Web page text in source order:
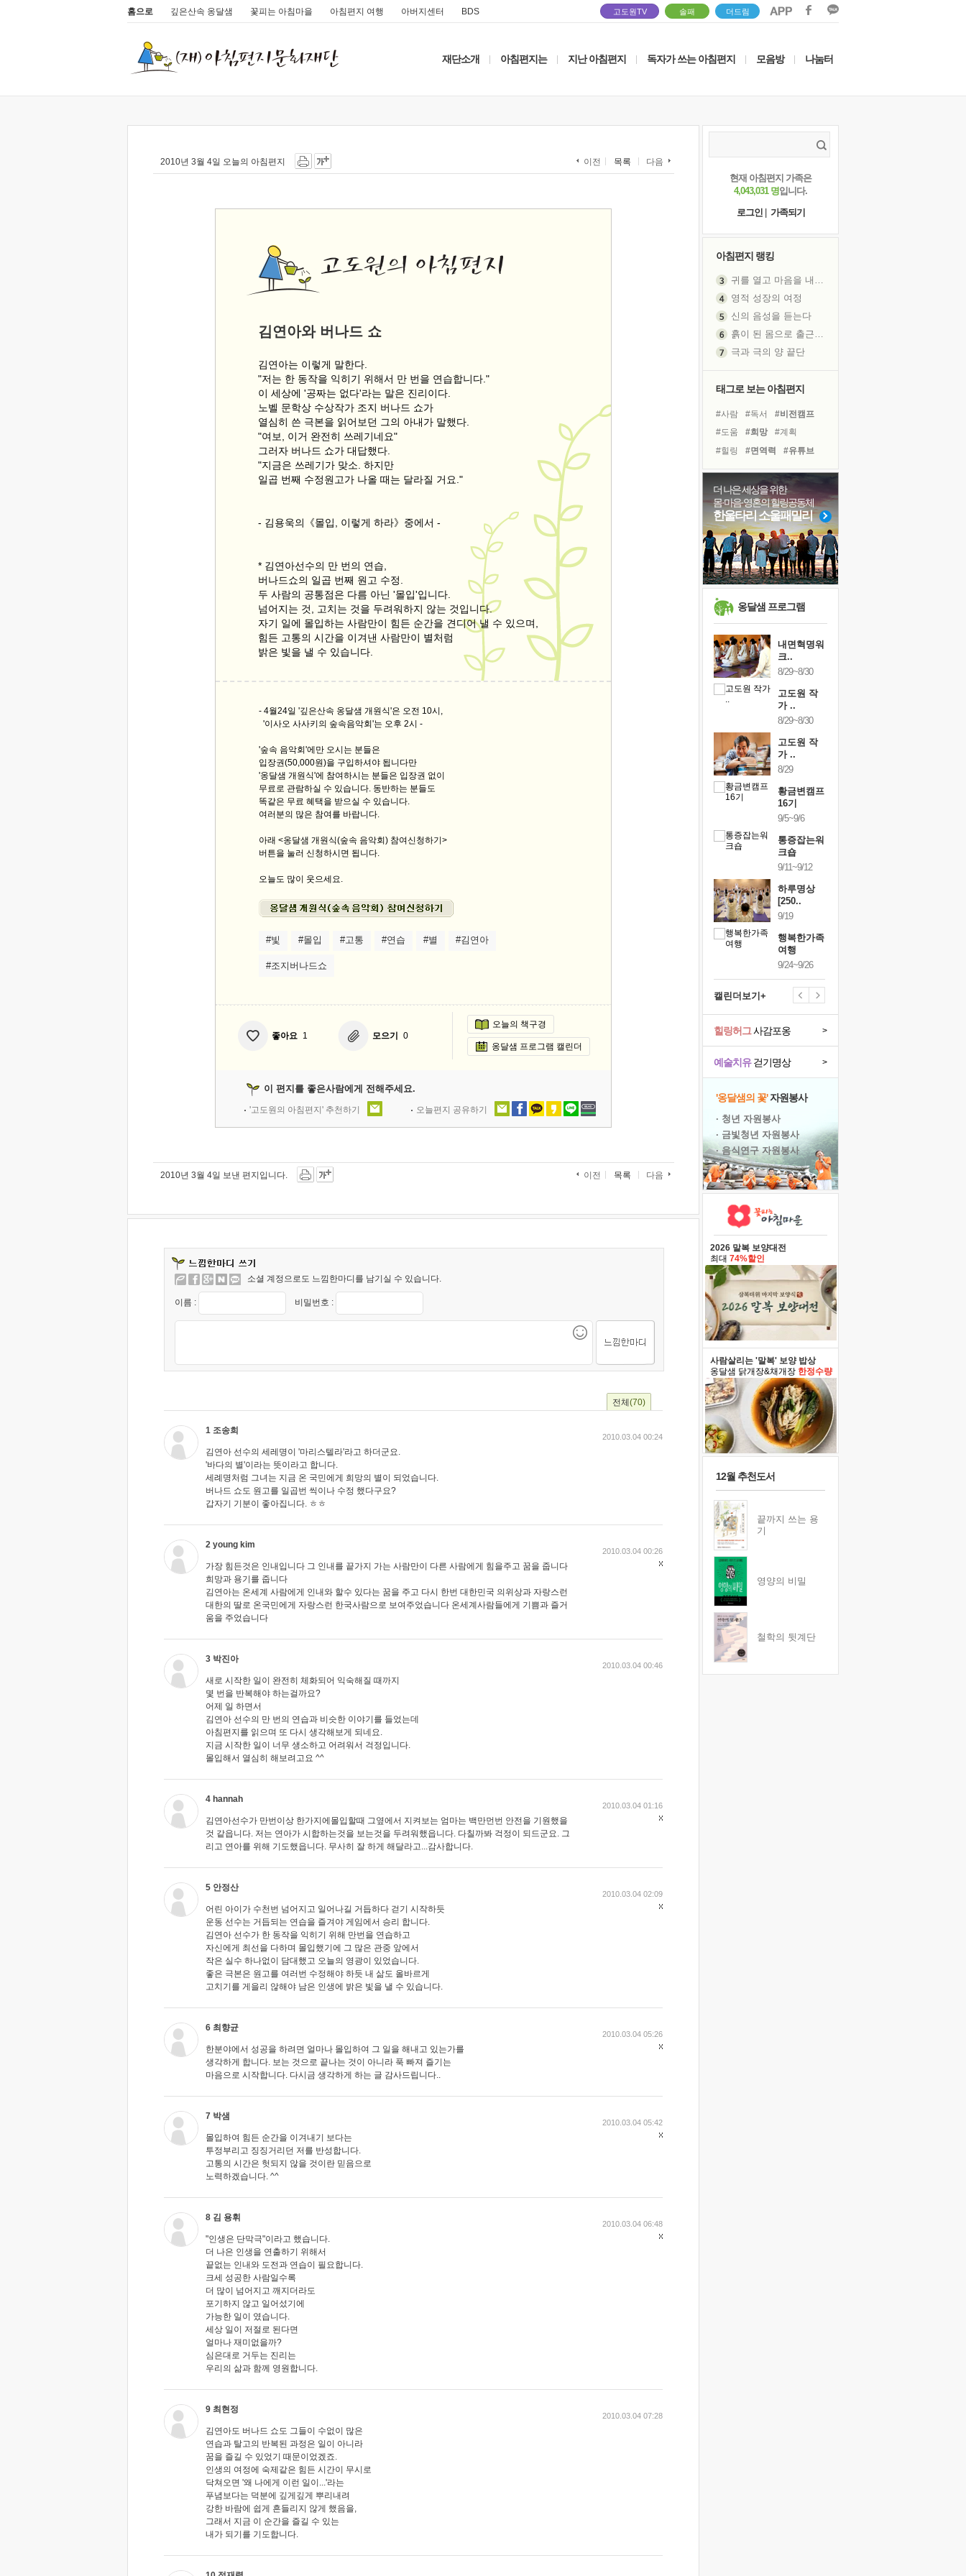
홈으로 깊은산속 옹달샘 꽃피는 아침마을 아침편지 여행 아버지센터 BDS 고도원TV 솔패 더드림
재단소개 아침편지는 지난 아침편지 독자가 쓰는 아침편지 모음방 나눔터
2010년 3월 4일 오늘의 아침편지 이전 목록 다음
김연아와 버나드 쇼
김연아는 이렇게 말한다.
"저는 한 동작을 익히기 위해서 만 번을 연습합니다."
이 세상에 '공짜는 없다'라는 말은 진리이다.
노벨 문학상 수상작가 조지 버나드 쇼가
열심히 쓴 극본을 읽어보던 그의 아내가 말했다.
"여보, 이거 완전히 쓰레기네요"
그러자 버나드 쇼가 대답했다.
"지금은 쓰레기가 맞소. 하지만
일곱 번째 수정원고가 나올 때는 달라질 거요."
- 김용욱의《몰입, 이렇게 하라》중에서 -
* 김연아선수의 만 번의 연습,
버나드쇼의 일곱 번째 원고 수정.
두 사람의 공통점은 다름 아닌 '몰입'입니다.
넘어지는 것, 고치는 것을 두려워하지 않는 것입니다.
자기 일에 몰입하는 사람만이 힘든 순간을 견디어 낼 수 있으며,
힘든 고통의 시간을 이겨낸 사람만이 별처럼
밝은 빛을 낼 수 있습니다.
- 4월24일 '깊은산속 옹달샘 개원식'은 오전 10시,
'이사오 사사키의 숲속음악회'는 오후 2시 -
'숲속 음악회'에만 오시는 분들은
입장권(50,000원)을 구입하셔야 됩니다만
'옹달샘 개원식'에 참여하시는 분들은 입장권 없이
무료로 관람하실 수 있습니다. 동반하는 분들도
똑같은 무료 혜택을 받으실 수 있습니다.
여러분의 많은 참여를 바랍니다.
아래 <옹달샘 개원식(숲속 음악회) 참여신청하기>
버튼을 눌러 신청하시면 됩니다.
오늘도 많이 웃으세요.
#빛 #몰입 #고통 #연습 #별 #김연아
#조지버나드쇼
좋아요 1 모으기 0
오늘의 책구경
옹달샘 프로그램 캘린더
이 편지를 좋은사람에게 전해주세요.
'고도원의 아침편지' 추천하기 오늘편지 공유하기
2010년 3월 4일 보낸 편지입니다. 이전 목록 다음
소셜 계정으로도 느낌한마디를 남기실 수 있습니다.
이름 : 비밀번호 :
전체 (70)
1 조송희
김연아 선수의 세레명이 '마리스텔라'라고 하더군요.
'바다의 별'이라는 뜻이라고 합니다.
세례명처럼 그녀는 지금 온 국민에게 희망의 별이 되었습니다.
버나드 쇼도 원고를 일곱번 씩이나 수정 했다구요?
갑자기 기분이 좋아집니다. ㅎㅎ
2010.03.04 00:24
2 young kim
가장 힘든것은 인내입니다 그 인내를 끝가지 가는 사람만이 다른 사람에게 힘을주고 꿈을 줍니다
희망과 용기를 줍니다
김연아는 온세계 사람에게 인내와 할수 있다는 꿈을 주고 다시 한번 대한민국 의위상과 자랑스런
대한의 딸로 온국민에게 자랑스런 한국사람으로 보여주었습니다 온세계사람들에게 기쁨과 즐거
움을 주었습니다
2010.03.04 00:26
3 박진아
새로 시작한 일이 완전히 체화되어 익숙해질 때까지
몇 번을 반복해야 하는걸까요?
어제 일 하면서
김연아 선수의 만 번의 연습과 비슷한 이야기를 들었는데
아침편지를 읽으며 또 다시 생각해보게 되네요.
지금 시작한 일이 너무 생소하고 어려워서 걱정입니다.
몰입해서 열심히 해보려고요 ^^
2010.03.04 00:46
4 hannah
김연아선수가 만번이상 한가지에몰입할때 그옆에서 지켜보는 엄마는 백만먼번 안전을 기원했을
것 같읍니다. 저는 연아가 시합하는것을 보는것을 두려워했읍니다. 다칠까봐 걱정이 되드군요. 그
리고 연아를 위해 기도했읍니다. 무사히 잘 하게 해달라고...감사합니다.
2010.03.04 01:16
5 안정산
어린 아이가 수천번 넘어지고 일어나길 거듭하다 걷기 시작하듯
운동 선수는 거듭되는 연습을 즐겨야 게임에서 승리 합니다.
김연아 선수가 한 동작을 익히기 위해 만번을 연습하고
자신에게 최선을 다하며 몰입했기에 그 많은 관중 앞에서
작은 실수 하나없이 담대했고 오늘의 영광이 있었습니다.
좋은 극본은 원고를 여러번 수정해야 하듯 내 삶도 올바르게
고치기를 게을리 않해야 남은 인생에 밝은 빛을 낼 수 있습니다.
2010.03.04 02:09
6 최향균
한분야에서 성공을 하려면 얼마나 몰입하여 그 일을 해내고 있는가를
생각하게 합니다. 보는 것으로 끝나는 것이 아니라 푹 빠져 즐기는
마음으로 시작합니다. 다시금 생각하게 하는 글 감사드립니다..
2010.03.04 05:26
7 박샘
몰입하여 힘든 순간을 이겨내기 보다는
투정부리고 징징거리던 저를 반성합니다.
고통의 시간은 헛되지 않을 것이란 믿음으로
노력하겠습니다. ^^
2010.03.04 05:42
8 김 용휘
"인생은 단막극"이라고 했습니다.
더 나은 인생을 연출하기 위해서
끝없는 인내와 도전과 연습이 필요합니다.
크세 성공한 사람일수록
더 많이 넘어지고 깨지더라도
포기하지 않고 일어섰기에
가능한 일이 였습니다.
세상 일이 저절로 된다면
얼마나 재미없을까?
심은대로 거두는 진리는
우리의 삶과 함께 영원합니다.
2010.03.04 06:48
9 최현정
김연아도 버나드 쇼도 그들이 수없이 많은
연습과 탈고의 반복된 과정은 일이 아니라
꿈을 즐길 수 있었기 때문이었겠죠.
인생의 여정에 숙제같은 힘든 시간이 무시로
닥쳐오면 '왜 나에게 이런 일이...'라는
푸념보다는 덕분에 깊게깊게 뿌리내려
강한 바람에 쉽게 흔들리지 않게 했음을,
그래서 지금 이 순간을 즐길 수 있는
내가 되기를 기도합니다.
2010.03.04 07:28
현재 아침편지 가족은
4,043,031 명입니다.
로그인
가족되기
아침편지 랭킹
귀를 열고 마음을 내어주고
영적 성장의 여정
신의 음성을 듣는다
흙이 된 몸으로 출근하는 여자
극과 극의 양 끝단
아픈 아버지를 위한 공간 설계
슬럼프
보고 싶은 어머니
유년 시절의 부산 영도 바다
못된 꼰대들
너무 황홀한 꽃들이여!
희망이란
'모른다'는 것
태그로 보는 아침편지
#사람 #독서
#비전캠프
#도움
#희망
#계획
#힐링
#면역력
#유튜브
#나눔
#극복 #경험
#삶
#리더
#친구
#독서캠프
#다짐
#링컨학교
#선택
#바이러스
#위기
더 나은 세상을 위한
몸·마음·영혼의 힐링공동체
한울타리 소울패밀리
옹달샘 프로그램
내면혁명워
크..
8/29~8/30
고도원 작
가 ..
8/29~8/30
고도원 작
가 ..
8/29
황금변캠프
16기
9/5~9/6
통증잡는워
크숍
9/11~9/12
하루명상
[250..
9/19
행복한가족
여행
9/24~9/26
캘린더보기+
예술치유걷기명상 >
힐링허그사감포옹 >
'옹달샘의 꽃'자원봉사
· 청년 자원봉사
· 금빛청년 자원봉사
· 음식연구 자원봉사
2026 말복 보양대전
최대 74%할인
사람살리는 '말복' 보양 밥상
옹달샘 닭개장&채개장 한정수량
12월 추천도서
끝까지 쓰는 용
기
영양의 비밀
철학의 뒷계단